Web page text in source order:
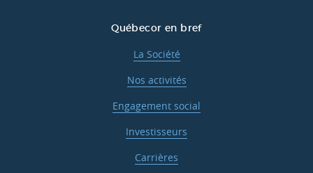
Québecor en bref
La Société
Nos activités
Engagement social
Investisseurs
Carrières